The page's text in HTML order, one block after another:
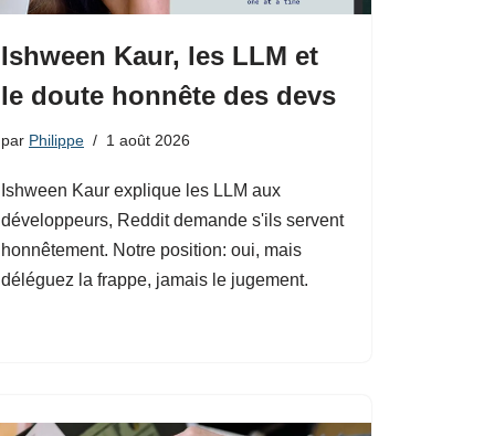
Ishween Kaur, les LLM et
le doute honnête des devs
par Philippe 1 août 2026
Ishween Kaur explique les LLM aux
développeurs, Reddit demande s'ils servent
honnêtement. Notre position: oui, mais
déléguez la frappe, jamais le jugement.